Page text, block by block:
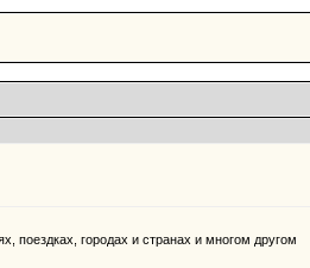
городах и странах и многом другом